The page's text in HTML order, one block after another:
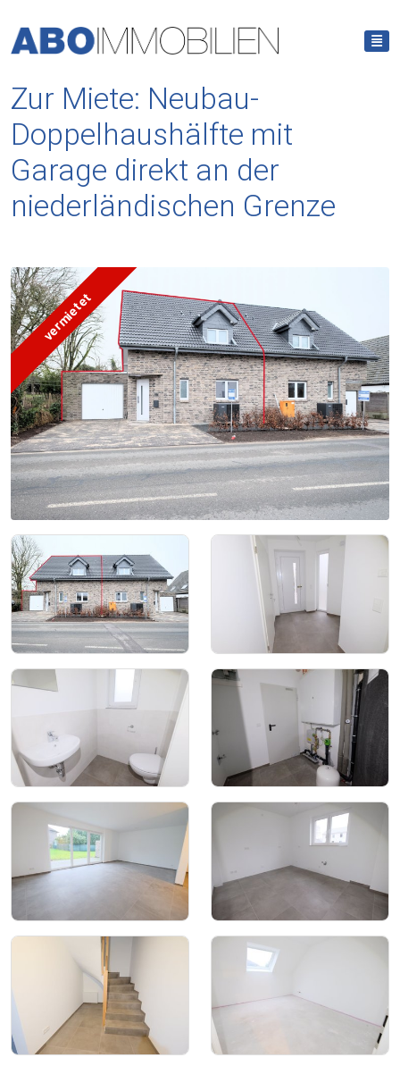
Zur Miete: Neubau-
Doppelhaushälfte mit
Garage direkt an der
niederländischen Grenze
vermietet